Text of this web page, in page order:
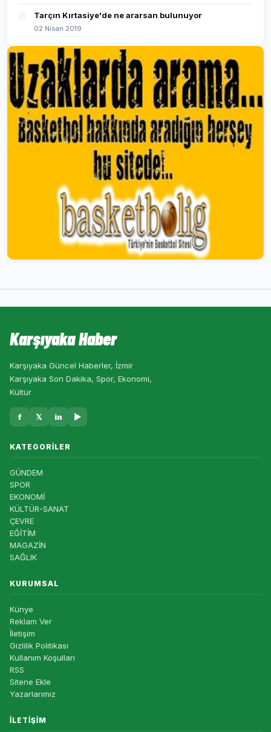
Tarçın Kırtasiye'de ne ararsan bulunuyor
02 Nisan 2019
Karşıyaka Haber
Karşıyaka Güncel Haberler, İzmir
Karşıyaka Son Dakika, Spor, Ekonomi,
Kültür
f 𝕏 in ▶
KATEGORILER
GÜNDEM
SPOR
EKONOMİ
KÜLTÜR-SANAT
ÇEVRE
EĞİTİM
MAGAZİN
SAĞLIK
KURUMSAL
Künye
Reklam Ver
İletişim
Gizlilik Politikası
Kullanım Koşulları
RSS
Sitene Ekle
Yazarlarımız
İLETIŞIM